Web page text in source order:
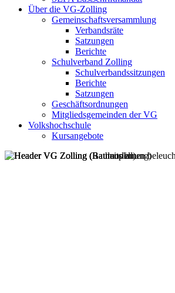
Über die VG-Zolling
Gemeinschaftsversammlung
Verbandsräte
Satzungen
Berichte
Schulverband Zolling
Schulverbandssitzungen
Berichte
Satzungen
Geschäftsordnungen
Mitgliedsgemeinden der VG
Volkshochschule
Kursangebote